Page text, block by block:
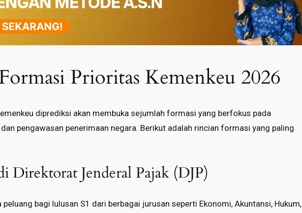
Prioritas Kemenkeu 2026
diprediksi akan membuka sejumlah formasi yang berfokus pada
pengawasan penerimaan negara. Berikut adalah rincian formasi yang paling
Direktorat Jenderal Pajak (DJP)
peluang bagi lulusan S1 dari berbagai jurusan seperti Ekonomi, Akuntansi, Hukum,